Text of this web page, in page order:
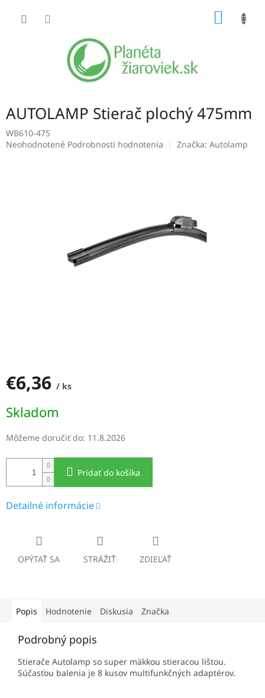
AUTOLAMP Stierač plochý 475mm
WB610-475
Priemerné
Neohodnotené Podrobnosti hodnotenia Značka: Autolamp
€6,36 / ks
cena:
Skladom
Môžeme doručiť do: 11.8.2026
Pridať do košíka
Detailné informácie
OPÝTAŤ SA STRÁŽIŤ ZDIEĽAŤ
Popis Hodnotenie Diskusia Značka
Podrobný popis
Stierače Autolamp so super mäkkou stieracou lištou.
Súčasťou balenia je 8 kusov multifunkčných adaptérov.